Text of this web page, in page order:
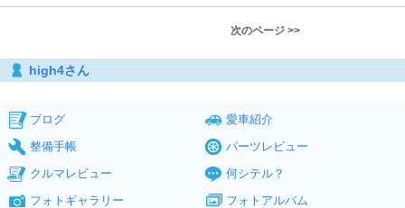
次のページ >>
high4さん
ブログ
愛車紹介
整備手帳
パーツレビュー
クルマレビュー
何シテル？
フォトギャラリー
フォトアルバム